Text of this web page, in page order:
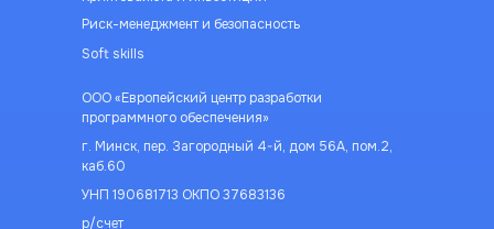
г. Минск, пер. Загородный 4-й, дом 56А, пом.2,
каб.60
р/счет
УНП 190681713 ОКПО 37683136
ООО «Европейский центр разработки
программного обеспечения»
Soft skills
Риск-менеджмент и безопасность